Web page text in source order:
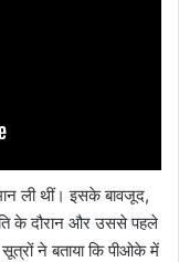
ली थीं। इसके बावजूद,
के दौरान और उससे पहले
ने बताया कि पीओके में